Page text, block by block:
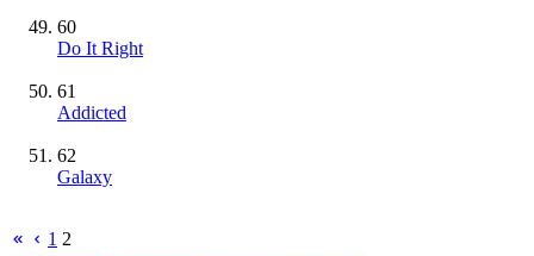
60
Do It Right
61
Addicted
62
Galaxy
1 2